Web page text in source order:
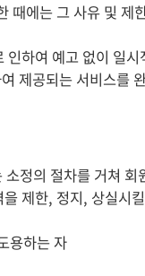
에는 그 사유 및 제
하여 예고 없이 일
제공되는 서비스를
정의 절차를 거쳐 회
제한, 정지, 상실시
용하는 자